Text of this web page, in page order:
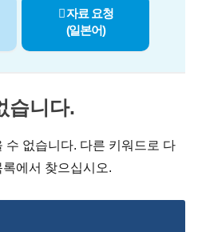
자료 요청
(일본어)
습니다.
수 없습니다. 다른 키워드로 다
에서 찾으십시오.